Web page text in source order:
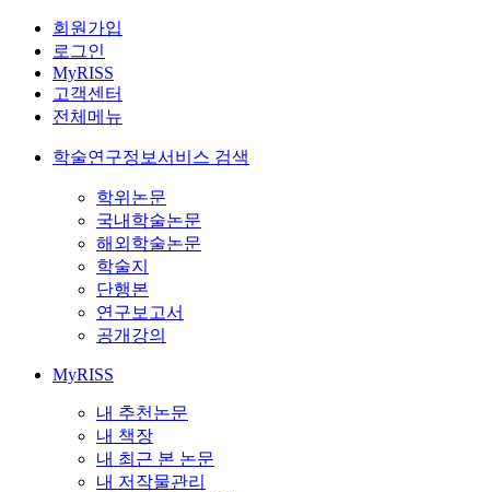
회원가입
로그인
MyRISS
고객센터
전체메뉴
학술연구정보서비스 검색
학위논문
국내학술논문
해외학술논문
학술지
단행본
연구보고서
공개강의
MyRISS
내 추천논문
내 책장
내 최근 본 논문
내 저작물관리